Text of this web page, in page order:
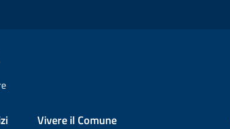
Vivere il Comune